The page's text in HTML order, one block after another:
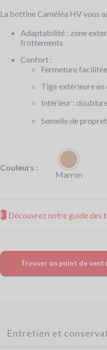
La bottine Caméléa HV vous
Adaptabilité : zone
frottements
Confort :
Fermeture
Tige extérieure en
Intérieur :
Semelle de
Couleurs :
Marron
Découvrez notre guide des
Trouver un point de
Entretien et